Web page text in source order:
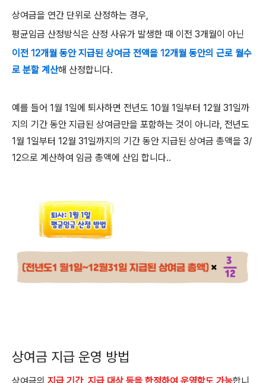
상여금을 연간 단위로 산정하는 경우,
평균임금 산정방식은 산정 사유가 발생한 때 이전 3개월이 아닌
이전 12개월 동안 지급된 상여금 전액을 12개월 동안의 근로 월수
로 분할 계산해 산정합니다.
예를 들어 1월 1일에 퇴사하면 전년도 10월 1일부터 12월 31일까
지의 기간 동안 지급된 상여금만을 포함하는 것이 아니라, 전년도
1월 1일부터 12월 31일까지의 기간 동안 지급된 상여금 총액을 3/
12으로 계산하여 임금 총액에 산입 합니다..
상여금 지급 운영 방법